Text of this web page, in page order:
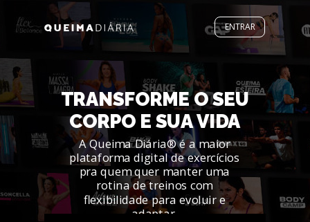
TRANSFORME O SEU
CORPO E SUA VIDA
A Queima Diária® é a maior
plataforma digital de exercícios
pra quem quer manter uma
rotina de treinos com
flexibilidade para evoluir e
adaptar.
ENTRAR